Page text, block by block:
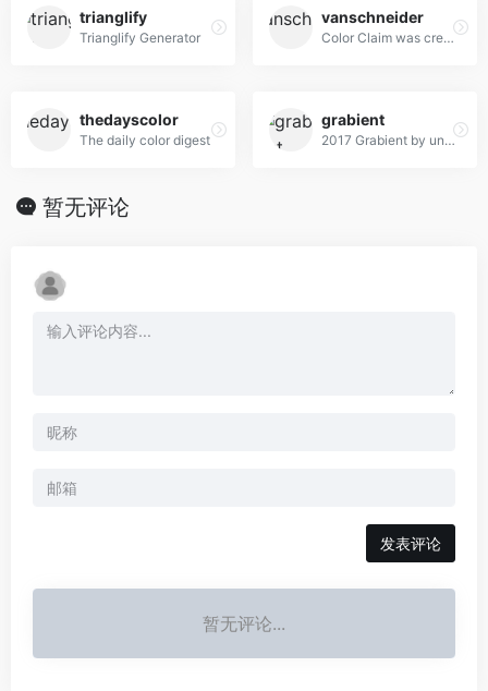
trianglify
Trianglify Generator
vanschneider
Color Claim was created in 2012 by Tobias van Schneider with the goal to collect & combine unique colors for my future projects.
thedayscolor
The daily color digest
grabient
2017 Grabient by unfold
暂无评论
发表评论
暂无评论...